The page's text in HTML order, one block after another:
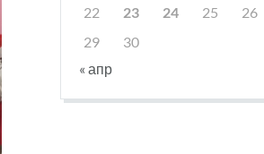
22
23 24 25 26
29
30
« апр